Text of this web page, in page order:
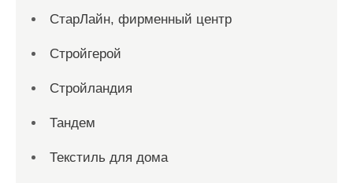
СтарЛайн, фирменный центр
Стройгерой
Стройландия
Тандем
Текстиль для дома